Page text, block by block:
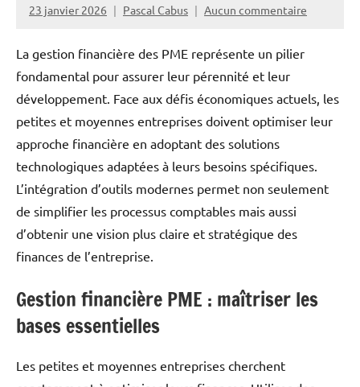
23 janvier 2026 Pascal Cabus Aucun commentaire
La gestion financière des PME représente un pilier
fondamental pour assurer leur pérennité et leur
développement. Face aux défis économiques actuels, les
petites et moyennes entreprises doivent optimiser leur
approche financière en adoptant des solutions
technologiques adaptées à leurs besoins spécifiques.
L’intégration d’outils modernes permet non seulement
de simplifier les processus comptables mais aussi
d’obtenir une vision plus claire et stratégique des
finances de l’entreprise.
Gestion financière PME : maîtriser les
bases essentielles
Les petites et moyennes entreprises cherchent